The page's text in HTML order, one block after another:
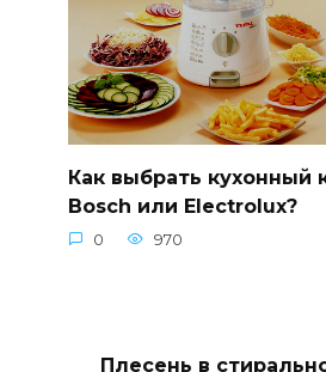
Как выбрать кухонный
Bosch или Electrolux?
0 970
Плесень в